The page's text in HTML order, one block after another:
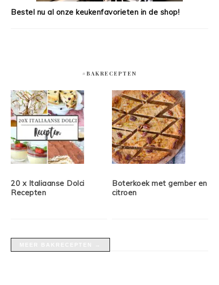
Bestel nu al onze keukenfavorieten in de shop!
#BAKRECEPTEN
20 x Italiaanse Dolci
Recepten
Boterkoek met gember en
citroen